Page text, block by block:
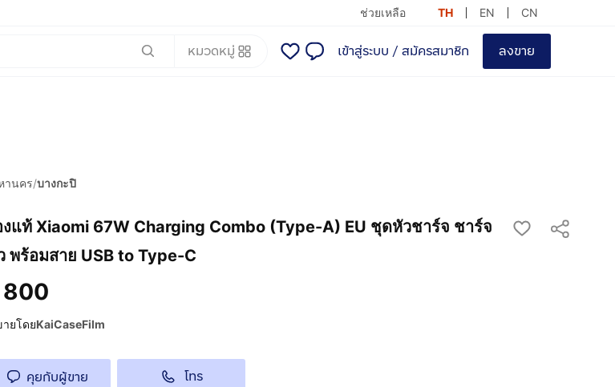
ช่วยเหลือ TH EN CN
หมวดหมู่ เข้าสู่ระบบ / สมัครสมาชิก ลงขาย
านคร/บางกะปิ
แท้ Xiaomi 67W Charging Combo (Type-A) EU ชุดหัวชาร์จ ชาร์จ
พร้อมสาย USB to Type-C
800
ายโดยKaiCaseFilm
คุยกับผู้ขาย โทร